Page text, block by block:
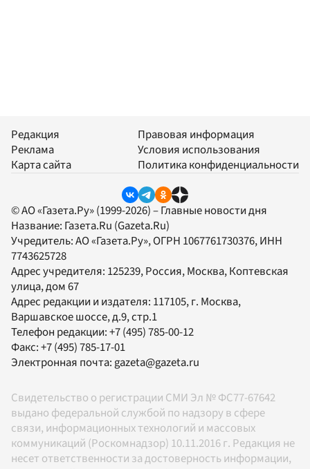
Редакция
Реклама
Карта сайта
Правовая информация
Условия использования
Политика конфиденциальности
© АО «Газета.Ру» (1999-2026) – Главные новости дня
Название: Газета.Ru (Gazeta.Ru)
Учредитель:АО «Газета.Ру», ОГРН 1067761730376, ИНН
7743625728
Адрес учредителя: 125239, Россия, Москва, Коптевская
улица, дом 67
Адрес редакции и издателя: 117105, г. Москва,
Варшавское шоссе, д.9, стр.1
Телефон редакции:+7 (495) 785-00-12
Факс:+7 (495) 785-17-01
Электронная почта:gazeta@gazeta.ru
Свидетельство о регистрации СМИ Эл № ФС77-67642
выдано федеральной службой по надзору в сфере
связи, информационных технологий и массовых
коммуникаций (Роскомнадзор) 10.11.2016 г. Редакция не
несет ответственности за достоверность информации,